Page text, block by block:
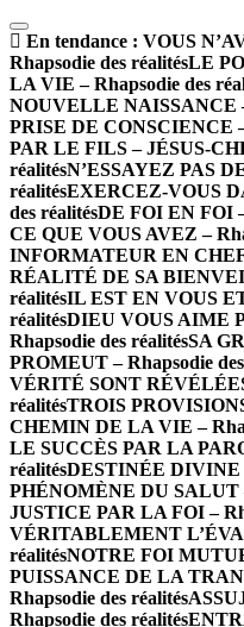
En tendance : VOUS
Rhapsodie des réalitésLE
LA VIE – Rhapsodie des
NOUVELLE NAISSANCE
PRISE DE CONSCIENCE
PAR LE FILS – JÉSUS-
réalitésN’ESSAYEZ PAS
réalitésEXERCEZ-VOUS
des réalitésDE FOI EN FOI
CE QUE VOUS AVEZ –
INFORMATEUR EN CHEF
RÉALITÉ DE SA
réalitésIL EST EN VOUS
réalitésDIEU VOUS AIME
Rhapsodie des réalitésSA
PROMEUT – Rhapsodie
VÉRITÉ SONT
réalitésTROIS
CHEMIN DE LA VIE –
LE SUCCÈS PAR LA
réalitésDESTINÉE DIVINE
PHÉNOMÈNE DU SALUT
JUSTICE PAR LA FOI –
VÉRITABLEMENT
réalitésNOTRE FOI
PUISSANCE DE LA
Rhapsodie des réalités
Rhapsodie des réalités